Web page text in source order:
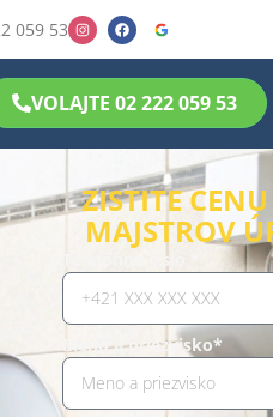
059 53
VOLAJTE 02 222 059 53
ZISTITE
MAJSTROV
Telefónne číslo *
Meno a priezvisko*